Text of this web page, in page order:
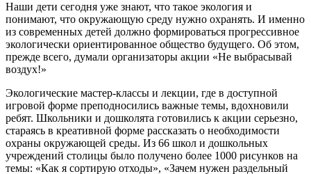
Наши дети сегодня уже знают, что такое экология и
понимают, что окружающую среду нужно охранять. И именно
из современных детей должно формироваться прогрессивное
экологически ориентированное общество будущего. Об этом,
прежде всего, думали организаторы акции «Не выбрасывай
воздух!»
Экологические мастер-классы и лекции, где в доступной
игровой форме преподносились важные темы, вдохновили
ребят. Школьники и дошколята готовились к акции серьезно,
стараясь в креативной форме рассказать о необходимости
охраны окружающей среды. Из 66 школ и дошкольных
учреждений столицы было получено более 1000 рисунков на
темы: «Как я сортирую отходы», «Зачем нужен раздельный